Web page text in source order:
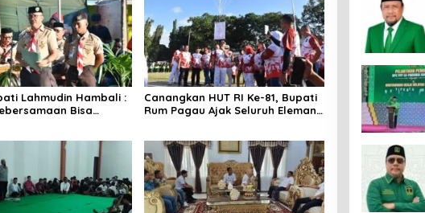
Lahmudin Hambali :
Bisa
Canangkan HUT RI Ke-81, Bupati
Rum Pagau Ajak Seluruh Eleman